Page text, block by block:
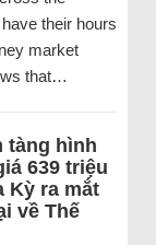
their hours
market
that…
tàng hình
639 triệu
Kỳ ra mắt
về Thế